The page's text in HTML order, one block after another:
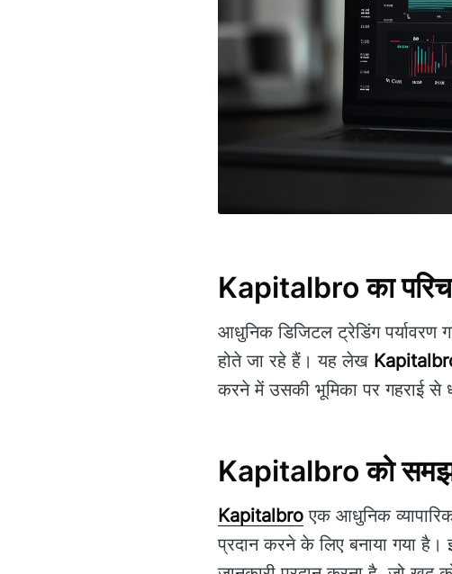
Kapitalbro का
आधुनिक डिजिटल ट्रेडिंग पर्यावरण
होते जा रहे हैं। यह लेख
करने में उसकी भूमिका पर गहराई से
Kapitalbro को
Kapitalbro एक आधुनिक
प्रदान करने के लिए बनाया गया है।